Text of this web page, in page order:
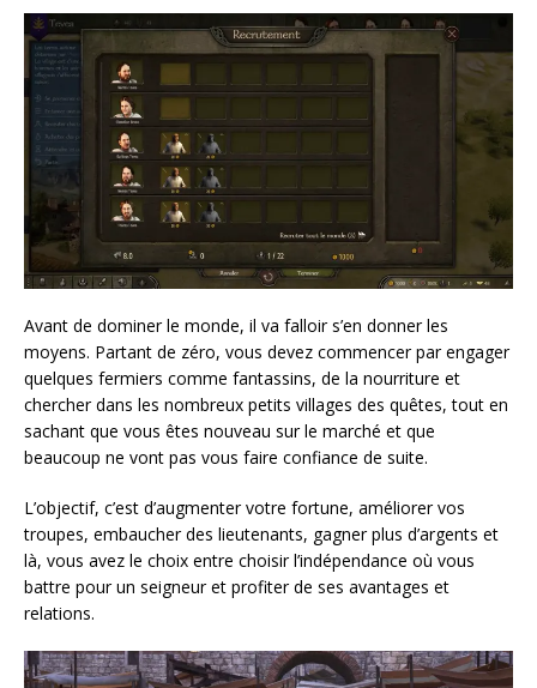
Avant de dominer le monde, il va falloir s’en donner les
moyens. Partant de zéro, vous devez commencer par engager
quelques fermiers comme fantassins, de la nourriture et
chercher dans les nombreux petits villages des quêtes, tout en
sachant que vous êtes nouveau sur le marché et que
beaucoup ne vont pas vous faire confiance de suite.
L’objectif, c’est d’augmenter votre fortune, améliorer vos
troupes, embaucher des lieutenants, gagner plus d’argents et
là, vous avez le choix entre choisir l’indépendance où vous
battre pour un seigneur et profiter de ses avantages et
relations.